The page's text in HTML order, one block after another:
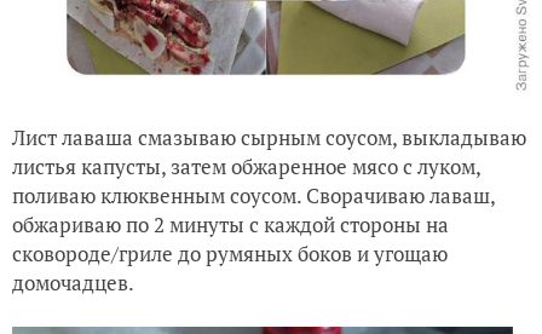
Лист лаваша смазываю сырным соусом, выкладываю
листья капусты, затем обжаренное мясо с луком,
поливаю клюквенным соусом. Сворачиваю лаваш,
обжариваю по 2 минуты с каждой стороны на
сковороде/гриле до румяных боков и угощаю
домочадцев.